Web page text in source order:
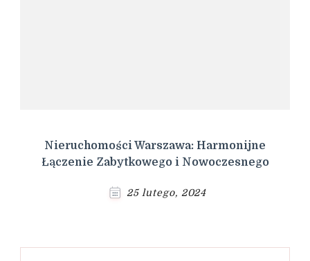
Nieruchomości Warszawa: Harmonijne
Łączenie Zabytkowego i Nowoczesnego
25 lutego, 2024